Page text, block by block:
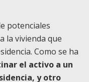
potenciales
la vivienda que
Como se ha
el activo a un
y otro